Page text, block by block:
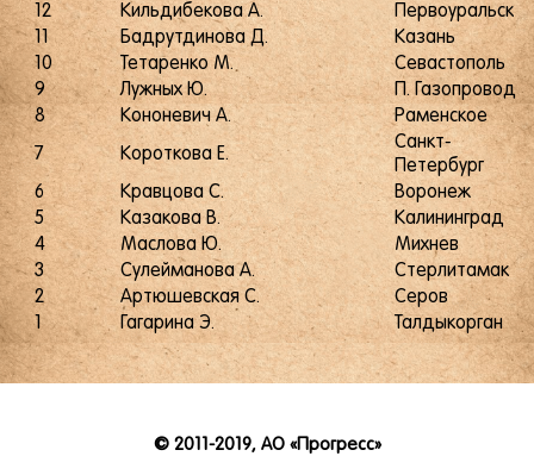
12
Кильдибекова А.
Первоуральск
11
Бадрутдинова Д.
Казань
10
Тетаренко М.
Севастополь
9
Лужных Ю.
П. Газопровод
8
Кононевич А.
Раменское
7
Короткова Е.
Санкт-
Петербург
6
Кравцова С.
Воронеж
5
Казакова В.
Калининград
4
Маслова Ю.
Михнев
3
Сулейманова А.
Стерлитамак
2
Артюшевская С.
Серов
1
Гагарина Э. Талдыкорган
© 2011-2019, АО «Прогресс»